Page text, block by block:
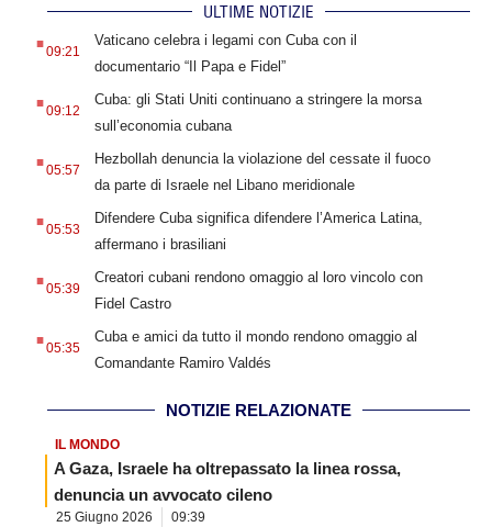
ULTIME NOTIZIE
.09:21
Vaticano celebra i legami con Cuba con il
documentario “Il Papa e Fidel”
.09:12
Cuba: gli Stati Uniti continuano a stringere la morsa
sull’economia cubana
.05:57
Hezbollah denuncia la violazione del cessate il fuoco
da parte di Israele nel Libano meridionale
.05:53
Difendere Cuba significa difendere l’America Latina,
affermano i brasiliani
.05:39
Creatori cubani rendono omaggio al loro vincolo con
Fidel Castro
.05:35
Cuba e amici da tutto il mondo rendono omaggio al
Comandante Ramiro Valdés
NOTIZIE RELAZIONATE
IL MONDO
A Gaza, Israele ha oltrepassato la linea rossa,
denuncia un avvocato cileno
25 Giugno 2026 09:39